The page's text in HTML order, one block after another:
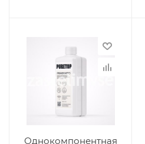
Однокомпонентная